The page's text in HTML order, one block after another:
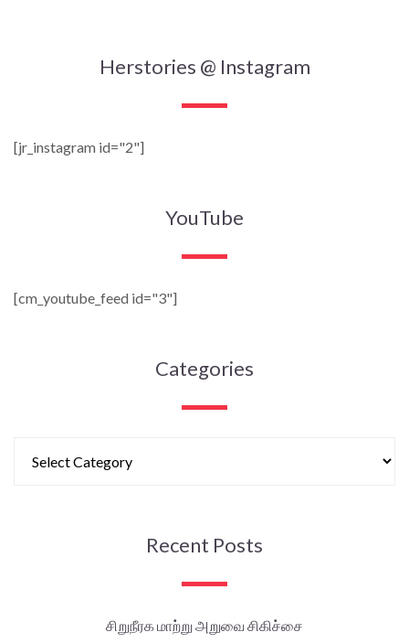
Herstories @ Instagram
[jr_instagram id="2"]
YouTube
[cm_youtube_feed id="3"]
Categories
Recent Posts
சிறுநீரக மாற்று அறுவை சிகிச்சை